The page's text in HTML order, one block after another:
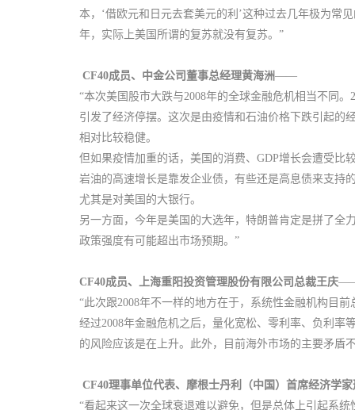
本，‘借欧元和日元去套美元的利’这种过去几年极为常
年，实际上美国所谓的复苏就没有复苏。”
CF40成员、中金公司董事总经理黄海洲——
“本次美国股市大跌与2008年的全球金融危机相当不同
引发了经济停摆。这次是由疫情和石油价格下跌引起的
相对比较稳健。
但如果疫情加重的话，美国的消费、GDP增长会遭受比
岩油的高速增长是靠发企业债，有些还是高息债来支持
尤其是对美国的大银行。
另一方面，今年是美国的大选年，特朗普肯定是拼了全
政策强度有可能超出市场预期。”
CF40成员、上海重阳投资管理股份有限公司总裁王庆
“此次跟2008年不一样的地方在于，系统性金融机构目
经过2008年金融危机之后，量化宽松、零利率、负利
的风险应该是在上升。此外，目前海外市场的主要矛盾
CF40理事单位代表、摩根士丹利（中国）首席经济学
“看起来这一次全球衰退难以避免，但是总体上引起系